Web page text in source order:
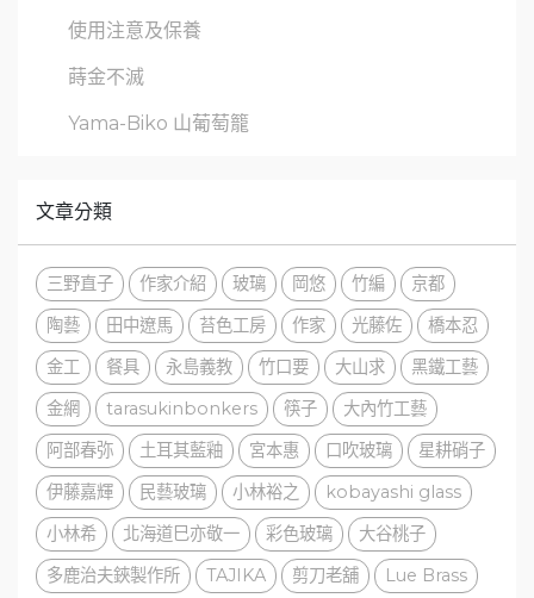
使用注意及保養
蒔金不滅
Yama-Biko 山葡萄籠
文章分類
三野直子 作家介紹 玻璃 岡悠 竹編
京都
陶藝
田中遼馬 苔色工房 作家 光藤佐
橋本忍
金工
餐具 永島義教 竹口要 大山求
黑鐵工藝
金網
tarasukinbonkers 筷子
大內竹工藝
阿部春弥
土耳其藍釉 宮本惠 口吹玻璃
星耕硝子
伊藤嘉輝
民藝玻璃 小林裕之
kobayashi glass
小林希
北海道巳亦敬一 彩色玻璃
大谷桃子
多鹿治夫鋏製作所
TAJIKA 剪刀老舖
Lue Brass